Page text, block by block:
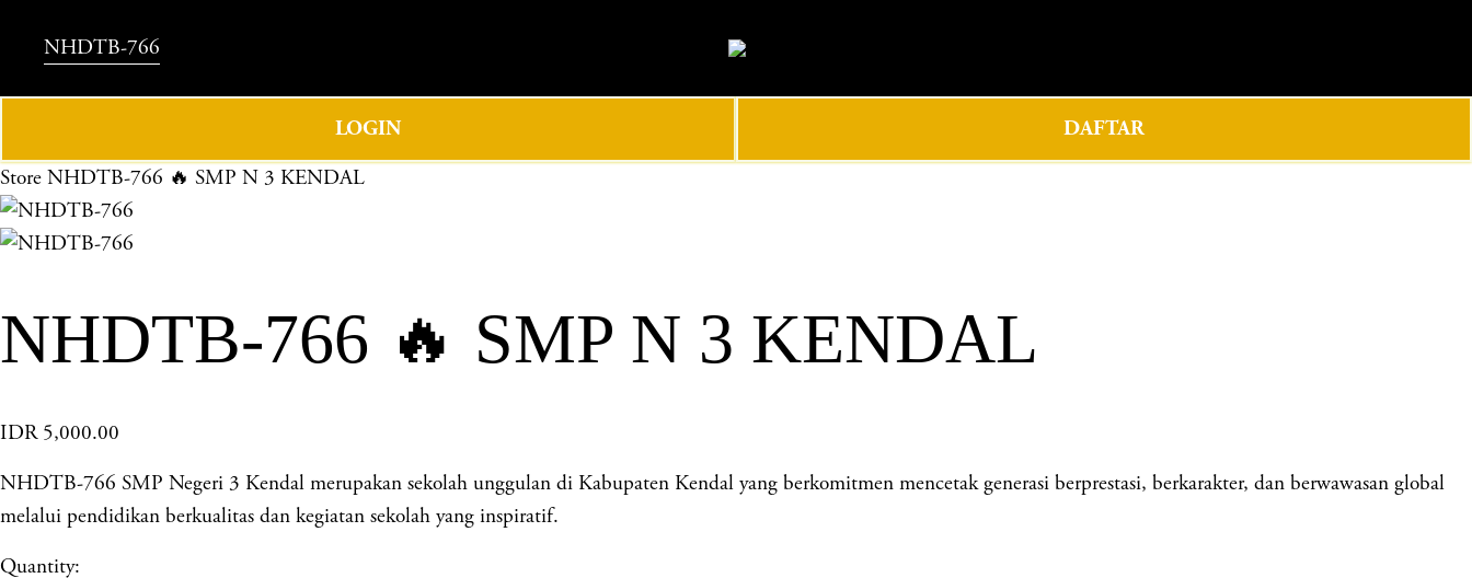
NHDTB-766
LOGIN DAFTAR
Store NHDTB-766 🔥 SMP N 3 KENDAL
NHDTB-766 🔥 SMP N 3 KENDAL
IDR 5,000.00
NHDTB-766 SMP Negeri 3 Kendal merupakan sekolah unggulan di Kabupaten Kendal yang berkomitmen mencetak generasi berprestasi, berkarakter, dan berwawasan global
melalui pendidikan berkualitas dan kegiatan sekolah yang inspiratif.
Quantity: